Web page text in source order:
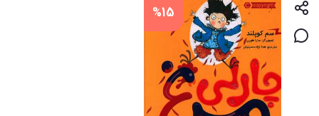
%15